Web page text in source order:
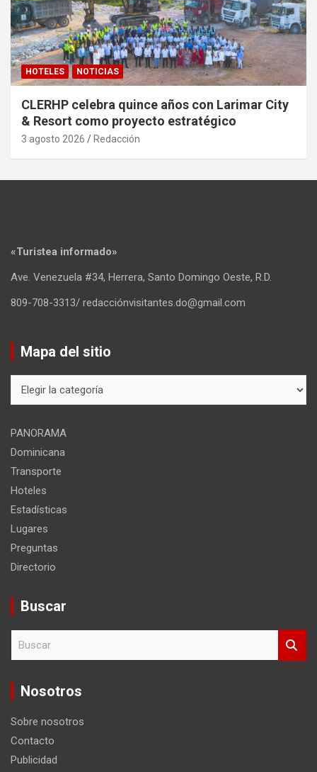
HOTELES NOTICIAS
CLERHP celebra quince años con Larimar City
& Resort como proyecto estratégico
3 agosto 2026 Redacción
«Turistea informado»
Ave. Venezuela #34, Herrera, Santo Domingo Oeste, R.D.
809-708-3313/ redacciónvisitantes.do@gmail.com
Mapa del sitio
del
PANORAMA
Dominicana
Transporte
Hoteles
Estadísticas
Lugares
Preguntas
Directorio
Buscar
c
Nosotros
Sobre nosotros
Contacto
Publicidad